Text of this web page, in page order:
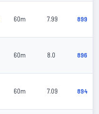
60m 7.99 899
60m 8.0 896
60m 7.09 894